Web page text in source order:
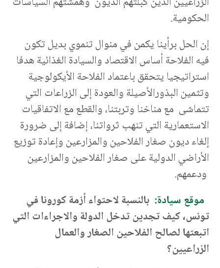
الحكومية.
إن الحل برأينا يكمن في منوال تنموي بديل تكون
فيه الفلاحة أساس الاقتصاد والسيادة الغذائية هدفا
استراتيجيا يتحقق باعتماد الفلاحة الأيكولوجية
وتثمين البذورالأصيلة والعودة إلى الزراعات التي
تتماشى مع مناخنا وتربتنا، والقطع مع الاتفاقيات
الاستعمارية التي تنهب ثرواتنا، إضافة إلى ضرورة
إلغاء ديون صغار الفلاحين والمزارعين وإعادة توزيع
الأراضي الدولية على صغار الفلاحين والمزارعين
ودعمهم.
موقع سيادة: بالنسبة لاحتواء أزمة كورونا في
تونس، كيف تجدين تدخل الدولة والاجراءات التي
اتبعتها لصالح الفلاحين الصغار والعمال
الزراعيين؟